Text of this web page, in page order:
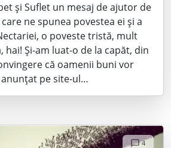
și Suflet un mesaj de ajutor de
ne spunea povestea ei și a
o poveste tristă, mult
hai! Și-am luat-o de la capăt, din
că oamenii buni vor
pe site-ul…
4